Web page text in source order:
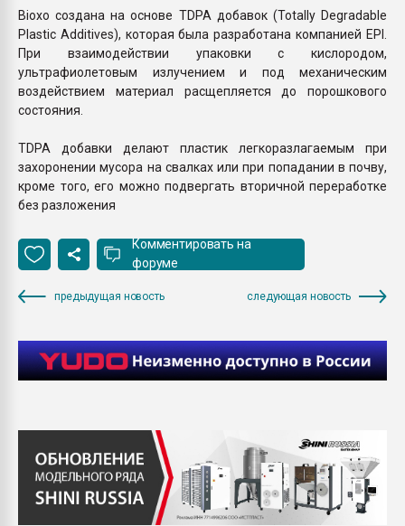
Bioxo создана на основе TDPA добавок (Totally Degradable
Plastic Additives), которая была разработана компанией EPI.
При взаимодействии упаковки с кислородом,
ультрафиолетовым излучением и под механическим
воздействием материал расщепляется до порошкового
состояния.
TDPA добавки делают пластик легкоразлагаемым при
захоронении мусора на свалках или при попадании в почву,
кроме того, его можно подвергать вторичной переработке
без разложения
Комментировать на
форуме
предыдущая новость следующая новость